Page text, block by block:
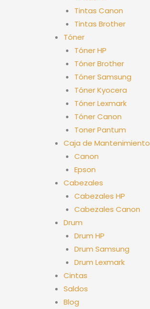
Tintas Canon
Tintas Brother
Tóner
Tóner HP
Tóner Brother
Tóner Samsung
Tóner Kyocera
Tóner Lexmark
Tóner Canon
Toner Pantum
Caja de Mantenimiento
Canon
Epson
Cabezales
Cabezales HP
Cabezales Canon
Drum
Drum HP
Drum Samsung
Drum Lexmark
Cintas
Saldos
Blog